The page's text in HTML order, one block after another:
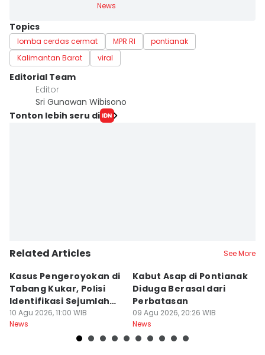
News
Topics
lomba cerdas cermat MPR RI
pontianak
Kalimantan Barat
viral
Editorial Team
Editor
Sri Gunawan Wibisono
Tonton lebih seru di
Related Articles See More
Kasus Pengeroyokan di
Tabang Kukar, Polisi
Identifikasi Sejumlah
Nama
10 Agu 2026, 11:00 WIB
News
Kabut Asap di Pontianak
Diduga Berasal dari
Perbatasan
09 Agu 2026, 20:26 WIB
News